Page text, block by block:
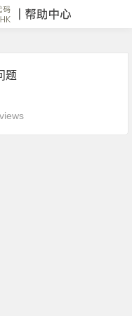
题